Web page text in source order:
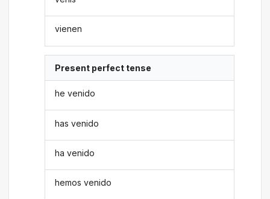
vienen
Present perfect tense
he venido
has venido
ha venido
hemos venido